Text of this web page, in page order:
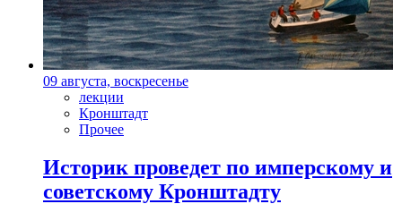
09 августа, воскресенье
лекции
Кронштадт
Прочее
Историк проведет по имперскому и
советскому Кронштадту